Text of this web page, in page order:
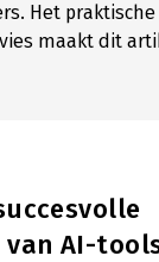
Het praktische
maakt dit
AI-